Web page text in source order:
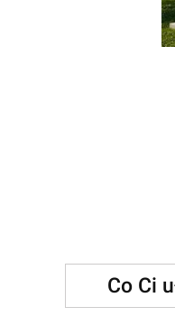
Co Ci